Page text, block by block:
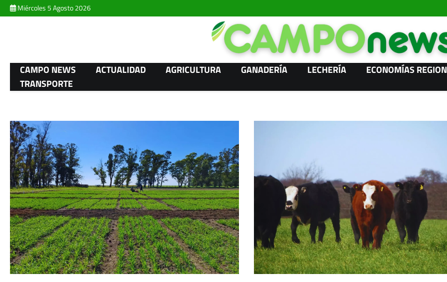
Skip
to
Miércoles 5 Agosto 2026
CAMPO NEWS ACTUALIDAD AGRICULTURA GANADERÍA LECHERÍA
ECONOMÍAS
TRANSPORTE